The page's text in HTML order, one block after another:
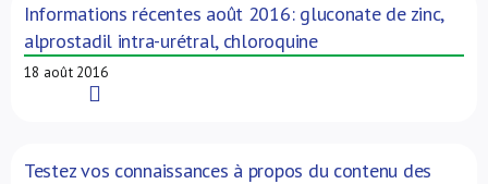
Informations récentes août 2016: gluconate de zinc,
alprostadil intra-urétral, chloroquine
18 août 2016
Testez vos connaissances à propos du contenu des